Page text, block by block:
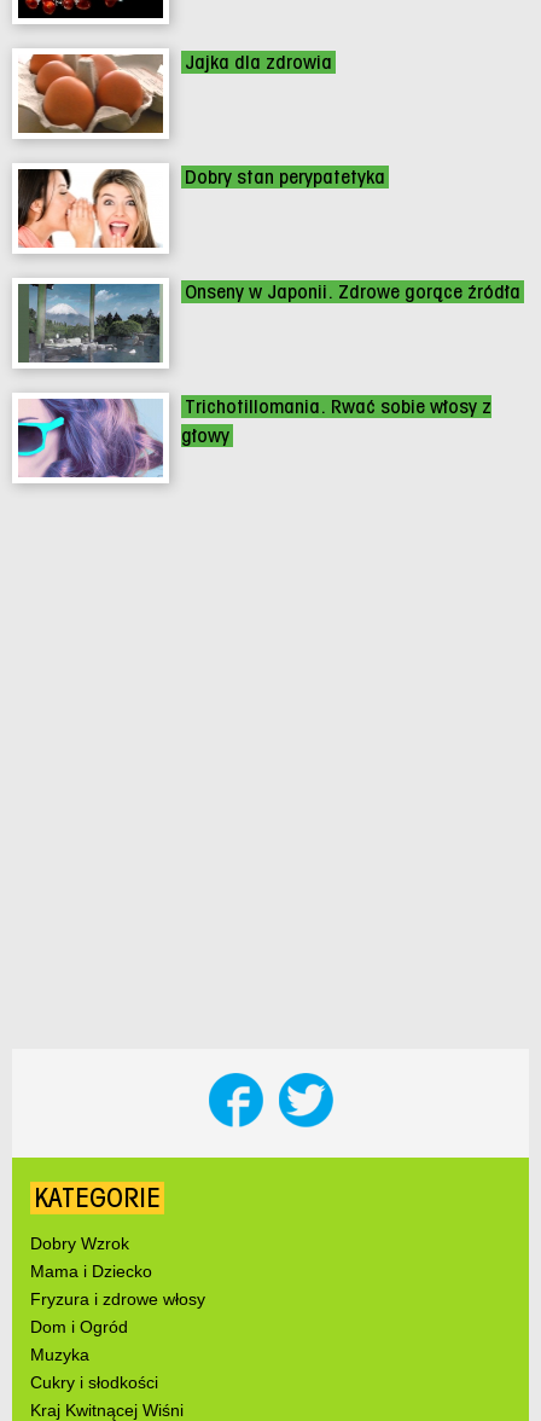
Jajka dla zdrowia
Dobry stan perypatetyka
Onseny w Japonii. Zdrowe gorące źródła
Trichotillomania. Rwać sobie włosy z
głowy
KATEGORIE
Dobry Wzrok
Mama i Dziecko
Fryzura i zdrowe włosy
Dom i Ogród
Muzyka
Cukry i słodkości
Kraj Kwitnącej Wiśni